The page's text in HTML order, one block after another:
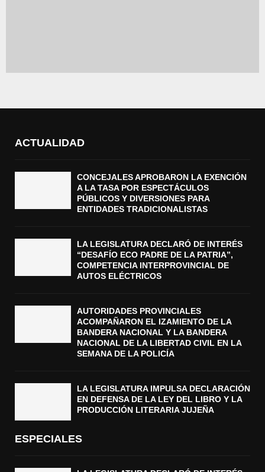
ACTUALIDAD
CONCEJALES APROBARON LA EXENCIÓN
A LA TASA POR ESPECTÁCULOS
PÚBLICOS Y DIVERSIONES PARA
ENTIDADES TRADICIONALISTAS
LA LEGISLATURA DECLARÓ DE INTERÉS
“DESAFÍO ECO PADRE DE LA PATRIA”,
COMPETENCIA INTERPROVINCIAL DE
AUTOS ELÉCTRICOS
AUTORIDADES PROVINCIALES
ACOMPAÑARON EL IZAMIENTO DE LA
BANDERA NACIONAL Y LA BANDERA
NACIONAL DE LA LIBERTAD CIVIL EN LA
SEMANA DE LA POLICÍA
LA LEGISLATURA IMPULSA DECLARACIÓN
EN DEFENSA DE LA LEY DEL LIBRO Y LA
PRODUCCIÓN LITERARIA JUJEÑA
ESPECIALES